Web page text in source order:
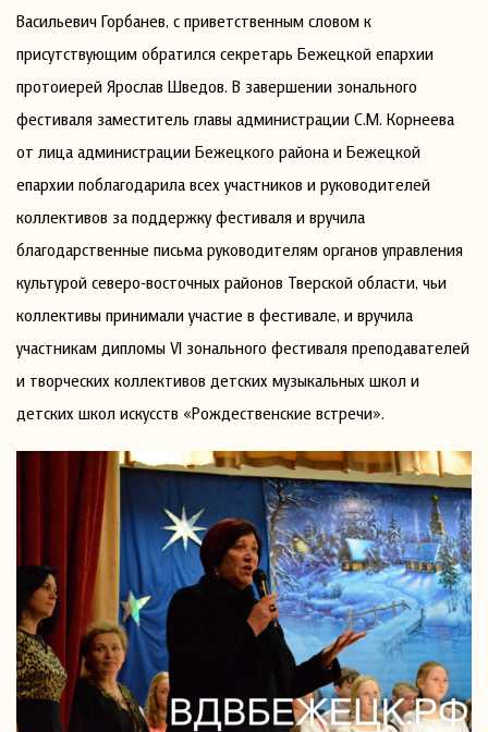
Васильевич Горбанев, с приветственным словом к
присутствующим обратился секретарь Бежецкой епархии
протоиерей Ярослав Шведов. В завершении зонального
фестиваля заместитель главы администрации С.М. Корнеева
от лица администрации Бежецкого района и Бежецкой
епархии поблагодарила всех участников и руководителей
коллективов за поддержку фестиваля и вручила
благодарственные письма руководителям органов управления
культурой северо-восточных районов Тверской области, чьи
коллективы принимали участие в фестивале, и вручила
участникам дипломы VI зонального фестиваля преподавателей
и творческих коллективов детских музыкальных школ и
детских школ искусств «Рождественские встречи».